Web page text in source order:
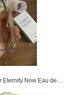
Nước Hoa Nữ Eternity Now Eau de Parfum TESTER không nắp...